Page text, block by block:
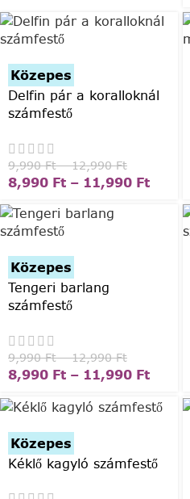
Közepes
Delfin pár a koralloknál
számfestő
9,990Ft – 12,990Ft
8,990 Ft – 11,990 Ft
Közepes
Tengeri barlang
számfestő
9,990Ft – 12,990Ft
8,990 Ft – 11,990 Ft
Közepes
Kéklő kagyló számfestő